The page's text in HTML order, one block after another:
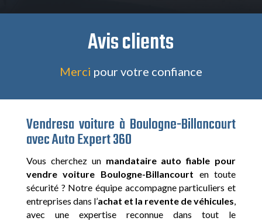
Avis clients
Merci pour votre confiance
Vendresa voiture à Boulogne-Billancourt
avec Auto Expert 360
Vous cherchez un mandataire auto fiable pour
vendre voiture Boulogne-Billancourt en toute
sécurité ? Notre équipe accompagne particuliers et
entreprises dans l’achat et la revente de véhicules
avec une expertise reconnue dans tout le